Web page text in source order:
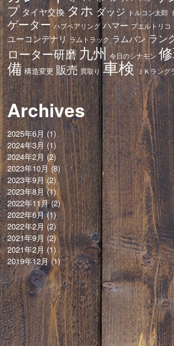
プタイヤ交換タホ ダッジ トルコン太郎
ゲーター ハブベアリング ハマー プエルトリコ
ユーコンデナリ ラムトラック ラムバン ラン
ローター研磨九州 今日のシナモン
備 構造変更 販売 買取り 車検 ＪＫラング
Archives
2025年6月(1)
2024年3月(1)
2024年2月(2)
2023年10月(8)
2023年9月(2)
2023年8月(1)
2022年11月(2)
2022年6月(1)
2022年2月(2)
2021年9月 (2)
2021年2月(1)
2019年12月(1)